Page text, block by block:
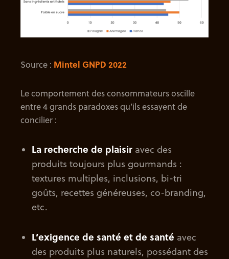
Source : Mintel GNPD 2022
Le comportement des consommateurs oscille
entre 4 grands paradoxes qu’ils essayent de
concilier :
La recherche de plaisir avec des
produits toujours plus gourmands :
textures multiples, inclusions, bi-tri
goûts, recettes généreuses, co-branding,
etc.
L’exigence de santé et de santé avec
des produits plus naturels, possédant des